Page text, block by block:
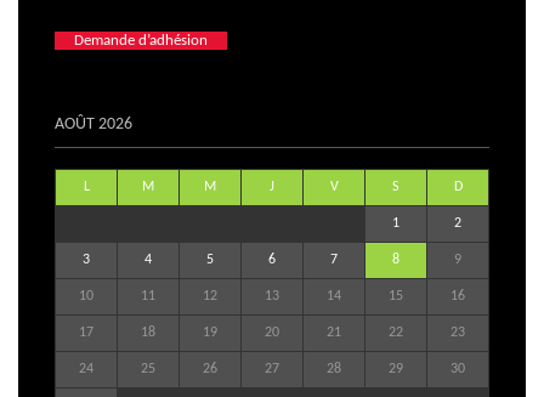
Demande d’adhésion
AOÛT 2026
L M M J V S D
1 2
3 4 5 6 7 8 9
10 11 12 13 14 15 16
17 18 19 20 21 22 23
24 25 26 27 28 29 30